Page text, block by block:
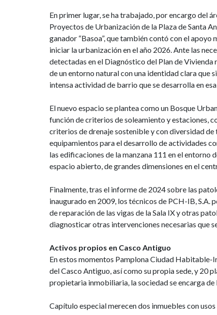
En primer lugar, se ha trabajado, por encargo del
Proyectos de Urbanización de la Plaza de Santa
ganador “Basoa”, que también contó con el
iniciar la urbanización en el año 2026. Ante las
detectadas en el Diagnóstico del Plan de Vivienda
de un entorno natural con una identidad clara
intensa actividad de barrio que se desarrolla en
El nuevo espacio se plantea como un Bosque
función de criterios de soleamiento y estaciones,
criterios de drenaje sostenible y con diversidad
equipamientos para el desarrollo de actividades
las edificaciones de la manzana 111 en el
espacio abierto, de grandes dimensiones en el
Finalmente, tras el informe de 2024 sobre las
inaugurado en 2009, los técnicos de PCH-IB, S.A.
de reparación de las vigas de la Sala IX y otras
diagnosticar otras intervenciones necesarias que
Activos propios en Casco Antiguo
En estos momentos Pamplona Ciudad Habitable-
del Casco Antiguo, así como su propia sede, y 20
propietaria inmobiliaria, la sociedad se encarga
Capítulo especial merecen dos inmuebles con